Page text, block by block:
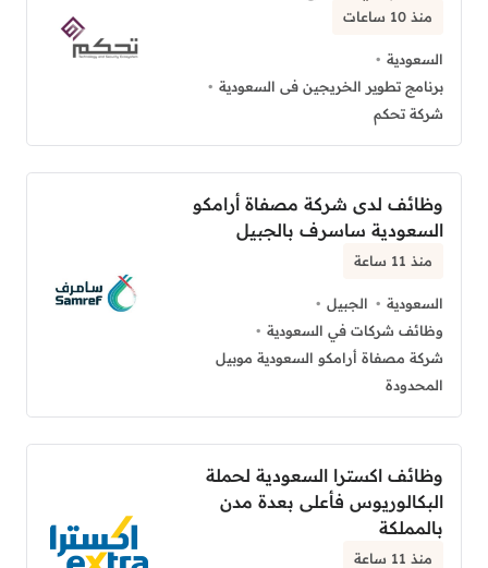
منذ 10 ساعات
السعودية
برنامج تطوير الخريجين فى السعودية
شركة تحكم
وظائف لدى شركة مصفاة أرامكو
السعودية ساسرف بالجبيل
منذ 11 ساعة
السعودية
الجبيل
وظائف شركات في السعودية
شركة مصفاة أرامكو السعودية موبيل
المحدودة
وظائف اكسترا السعودية لحملة
البكالوريوس فأعلى بعدة مدن
بالمملكة
منذ 11 ساعة